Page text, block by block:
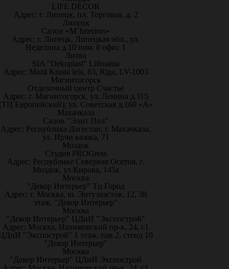
LIFE DÉCOR
Адрес: г. Липецк, пл. Торговая, д. 2
Липецк
Салон «M`Interiors»
Адрес: г. Липецк, Липецкая обл., ул.
Неделина д.10 пом. 8 офис 1
Литва
SIA "Dekoplast" Lithuania
Адрес: Mazā Krasta iela, 83, Rīga, LV-1003
Магнитогорск
Отделочный центр Счастье
Адрес: г. Магнитогорск, ул. Ленина д.115
Европейский); ул. Советская д.160 «А»
Махачкала
Салон "Элит Пол"
Адрес: Республика Дагестан, г. Махачкала,
ул. Ирчи казака, 71
Моздок
Студия PROGress
Адрес: Республике Северная Осетия, г.
Моздок, ул.Кирова, 145а
Москва
"Декор Интерьер" Тц Город
Адрес: г. Москва, ш. Энтузиастов, 12, 3й
этаж, "Декор Интерьер"
Москва
"Декор Интерьер" ЦДиИ "Экспострой"
Адрес: Москва, Нахимовский пр-к, 24, с1
"Экспострой" 1 этаж, пав.2, стенд 10
"Декор Интерьер"
Москва
"Декор Интерьер" ЦДиИ Экспострой